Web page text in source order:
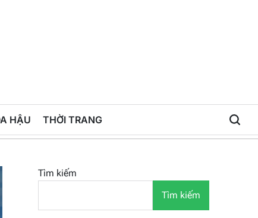
HẬU THỜI TRANG
Tìm kiếm
Tìm kiếm